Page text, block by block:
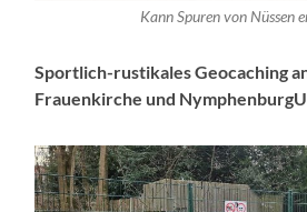
Kann Spuren von Nüssen
Sportlich-rustikales Geocaching
Frauenkirche und